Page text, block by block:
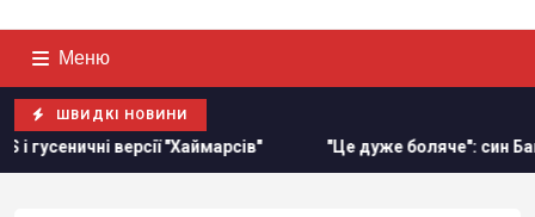
Меню
ШВИДКІ НОВИНИ
"Це дуже боляче": син Байдена розповів про